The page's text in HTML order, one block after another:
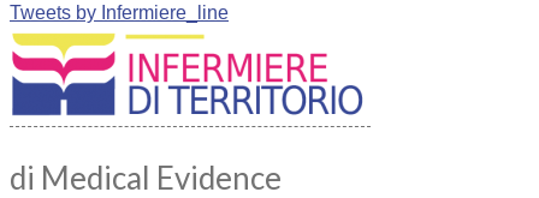
Tweets by Infermiere_line
di Medical Evidence